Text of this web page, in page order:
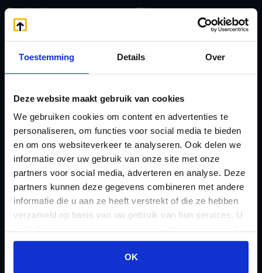
Toestemming Details Over
Deze website maakt gebruik van cookies
We gebruiken cookies om content en advertenties te
personaliseren, om functies voor social media te bieden
en om ons websiteverkeer te analyseren. Ook delen we
informatie over uw gebruik van onze site met onze
partners voor social media, adverteren en analyse. Deze
partners kunnen deze gegevens combineren met andere
informatie die u aan ze heeft verstrekt of die ze hebben
verzameld op basis van uw gebruik van hun services. U
gebruiken.
OK
Contact
eHerkenning voor uw
Stamrecht BV
Emigratie Pensioen BV
Fiscale waardering
Flex BV oprichten of
omzetten
Geleidebiljet jaarstukken
Geleidebiljet jaarstukken
BV
Onzakelijke lening
Overdracht vanuit
banksparen
Overgang naar
Stamrecht BV
P
Pensioen BV bij
overlijden